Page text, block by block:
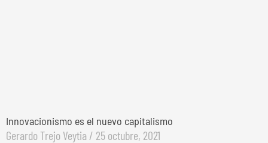
Innovacionismo es el nuevo capitalismo
Gerardo Trejo Veytia 25 octubre, 2021